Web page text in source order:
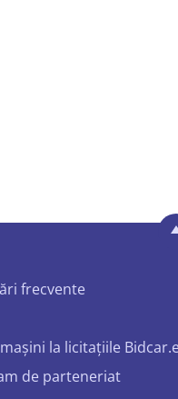
frecvente
la licitațiile
de parteneriat